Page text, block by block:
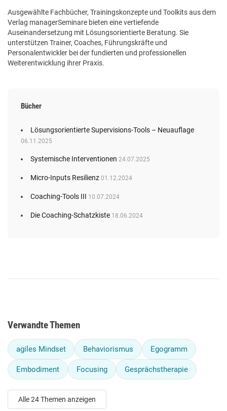
Ausgewählte Fachbücher, Trainingskonzepte und Toolkits aus dem
Verlag managerSeminare bieten eine vertiefende
Auseinandersetzung mit Lösungsorientierte Beratung. Sie
unterstützen Trainer, Coaches, Führungskräfte und
Personalentwickler bei der fundierten und professionellen
Weiterentwicklung ihrer Praxis.
Bücher
Lösungsorientierte Supervisions-Tools – Neuauflage
06.11.2025
Systemische Interventionen 24.07.2025
Micro-Inputs Resilienz 01.12.2024
Coaching-Tools III 10.07.2024
Die Coaching-Schatzkiste 18.06.2024
Verwandte Themen
agiles Mindset Behaviorismus Egogramm
Embodiment Focusing Gesprächstherapie
Alle 24 Themen anzeigen